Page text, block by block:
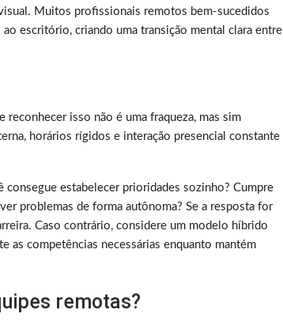
Muitos profissionais remotos bem-sucedidos
escritório, criando uma transição mental clara entre
isso não é uma fraqueza, mas sim
horários rígidos e interação presencial constante
estabelecer prioridades sozinho? Cumpre
problemas de forma autônoma? Se a resposta for
Caso contrário, considere um modelo híbrido
as competências necessárias enquanto mantém
remotas?